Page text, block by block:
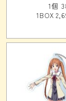
1個
1BOX